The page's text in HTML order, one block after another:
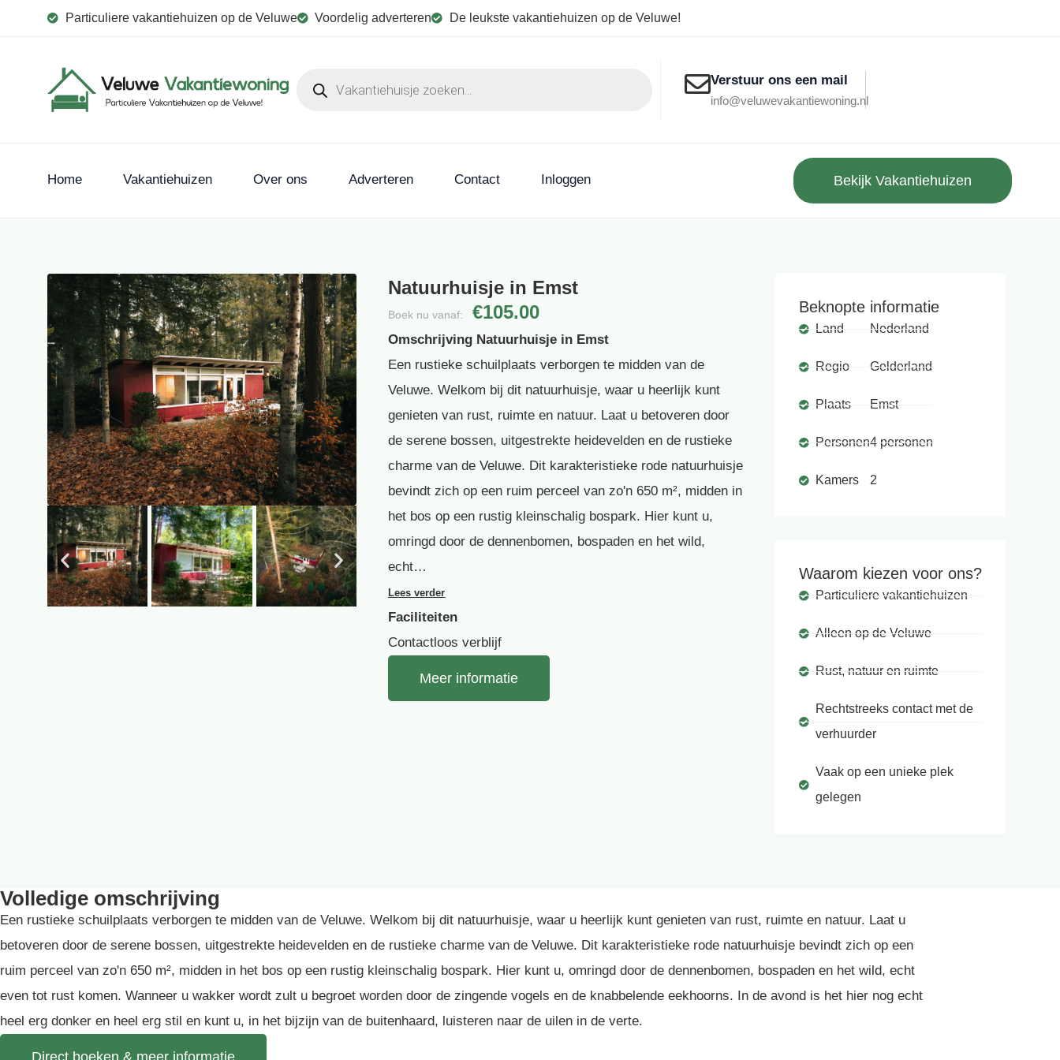
Particuliere vakantiehuizen op de Veluwe Voordelig adverteren De leukste vakantiehuizen op de Veluwe!
Verstuur ons een mail
info@veluwevakantiewoning.nl
Home Vakantiehuizen Over ons Adverteren Contact Inloggen Bekijk Vakantiehuizen
Natuurhuisje in Emst
Boek nu vanaf: €105.00
Omschrijving Natuurhuisje in Emst
Een rustieke schuilplaats verborgen te midden van de
Veluwe. Welkom bij dit natuurhuisje, waar u heerlijk kunt
genieten van rust, ruimte en natuur. Laat u betoveren door
de serene bossen, uitgestrekte heidevelden en de rustieke
charme van de Veluwe. Dit karakteristieke rode natuurhuisje
bevindt zich op een ruim perceel van zo'n 650 m², midden in
het bos op een rustig kleinschalig bospark. Hier kunt u,
omringd door de dennenbomen, bospaden en het wild,
echt…
Lees verder
Faciliteiten
Contactloos verblijf
Meer informatie
Beknopte informatie
Land
Regio
Plaats
Personen
Kamers
Nederland
Gelderland
Emst
4 personen
2
Waarom kiezen voor ons?
Particuliere vakantiehuizen
Alleen op de Veluwe
Rust, natuur en ruimte
Rechtstreeks contact met de
verhuurder
Vaak op een unieke plek
gelegen
Volledige omschrijving
Een rustieke schuilplaats verborgen te midden van de Veluwe. Welkom bij dit natuurhuisje, waar u heerlijk kunt genieten van rust, ruimte en natuur. Laat u
betoveren door de serene bossen, uitgestrekte heidevelden en de rustieke charme van de Veluwe. Dit karakteristieke rode natuurhuisje bevindt zich op een
ruim perceel van zo'n 650 m², midden in het bos op een rustig kleinschalig bospark. Hier kunt u, omringd door de dennenbomen, bospaden en het wild, echt
even tot rust komen. Wanneer u wakker wordt zult u begroet worden door de zingende vogels en de knabbelende eekhoorns. In de avond is het hier nog echt
heel erg donker en heel erg stil en kunt u, in het bijzijn van de buitenhaard, luisteren naar de uilen in de verte.
Direct boeken & meer informatie